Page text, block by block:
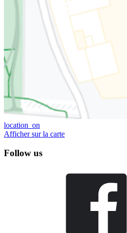
location_on
Afficher sur la carte
Follow us